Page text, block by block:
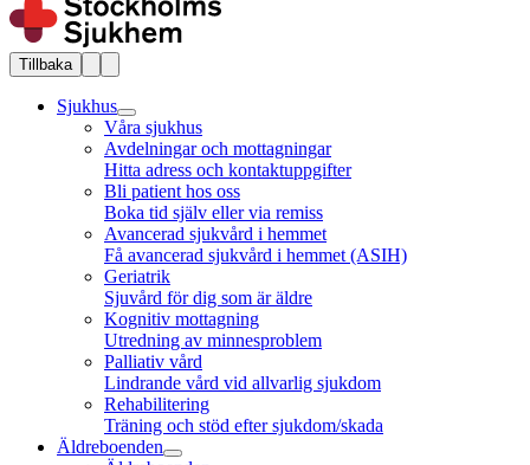
Tillbaka
Sjukhus
Våra sjukhus
Avdelningar och mottagningar
Hitta adress och kontaktuppgifter
Bli patient hos oss
Boka tid själv eller via remiss
Avancerad sjukvård i hemmet
Få avancerad sjukvård i hemmet (ASIH)
Geriatrik
Sjuvård för dig som är äldre
Kognitiv mottagning
Utredning av minnesproblem
Palliativ vård
Lindrande vård vid allvarlig sjukdom
Rehabilitering
Träning och stöd efter sjukdom/skada
Äldreboenden